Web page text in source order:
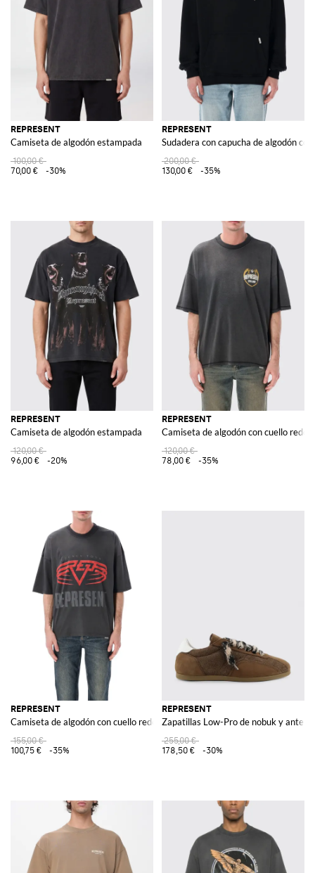
REPRESENT
Camiseta de algodón estampada
100,00 €
70,00 €
-30%
REPRESENT
Sudadera con capucha de algodón
200,00 €
130,00 €
-35%
REPRESENT
Camiseta de algodón estampada
120,00 €
96,00 €
-20%
REPRESENT
Camiseta de algodón con cuello
120,00 €
78,00 €
-35%
REPRESENT
Camiseta de algodón con cuello redondo y logo
155,00 €
100,75 €
-35%
REPRESENT
Zapatillas Low-Pro de nobuk y ante
255,00 €
178,50 €
-30%